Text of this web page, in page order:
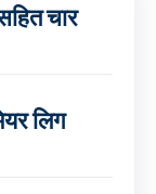
चार
लिग